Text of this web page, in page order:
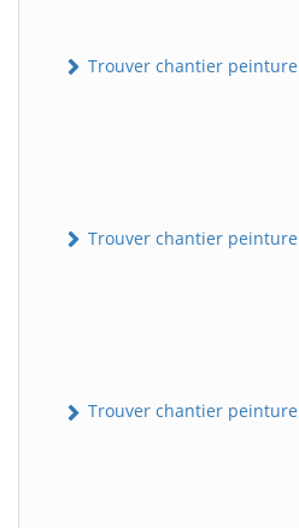
Trouver chantier
Trouver chantier
Trouver chantier